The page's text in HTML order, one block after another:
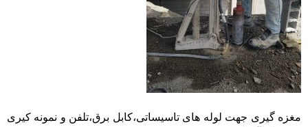
مغزه گیری جهت لوله های تاسیساتی،کابل برق،تلفن و نمونه کیری